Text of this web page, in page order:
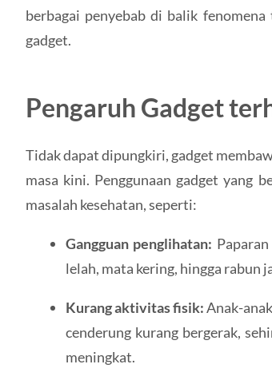
berbagai penyebab di balik
gadget.
Pengaruh Gadget
Tidak dapat dipungkiri, gadget
masa kini. Penggunaan gadget yang
masalah kesehatan, seperti:
Gangguan penglihatan:
lelah, mata kering, hingga rabun
Kurang aktivitas fisik:Anak-
cenderung kurang bergerak,
meningkat.